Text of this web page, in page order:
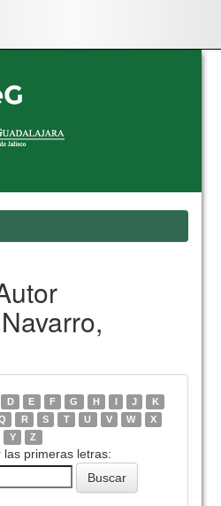
D E F G H I J
K
R S T U V W
X
Y
Z
las primeras letras: